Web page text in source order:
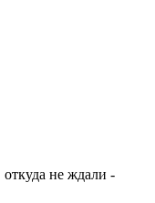
не ждали -